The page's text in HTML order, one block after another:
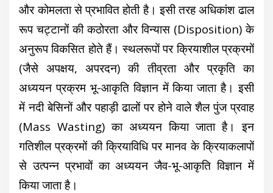
और कोमलता से प्रभावित होती है। इसी तरह अधिकांश ढाल
रूप चट्टानों की कठोरता और विन्यास (Disposition) के
अनुरूप विकसित होते हैं। स्थलरूपों पर क्रियाशील प्रक्रमों
(जैसे अपक्षय, अपरदन) की तीव्रता और प्रकृति का
अध्ययन प्रक्रम भू-आकृति विज्ञान में किया जाता है। इसी
में नदी बेसिनों और पहाड़ी ढालों परहोने वाले शैल पुंज प्रवाह
(Mass Wasting) का अध्ययन किया जाता है। इन
गतिशील प्रक्रमों की क्रियाविधि पर मानव के क्रियाकलापों
से उत्पन्न प्रभावों का अध्ययन जैव-भू-आकृति विज्ञान में
किया जाता है।